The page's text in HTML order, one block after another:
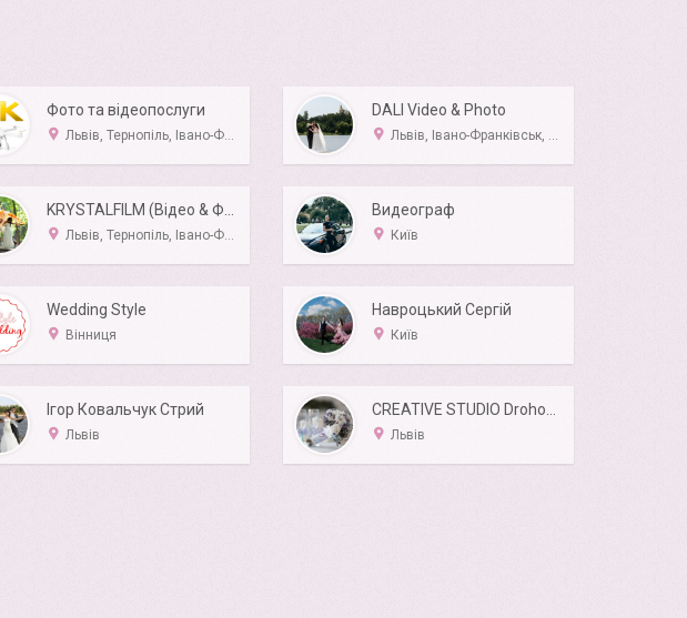
Фото та відеопослуги
Львів, Тернопіль, Івано-Франківськ, Луцьк
DALI Video & Photo
Львів, Івано-Франківськ, Рівне, Ужгород, Чернівці
Львів, Тернопіль, Івано-Франківськ, Ужгород
Видеограф
Київ
Wedding Style
Вінниця
Навроцький Сергій
Київ
Ігор Ковальчук Стрий
Львів Львів